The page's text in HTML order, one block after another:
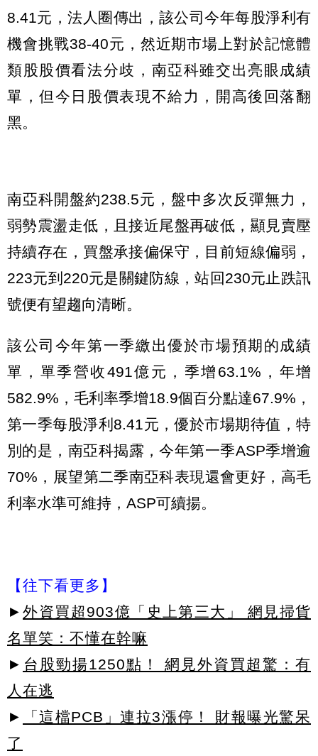
8.41元，法人圈傳出，該公司今年每股淨利有
機會挑戰38-40元，然近期市場上對於記憶體
類股股價看法分歧，南亞科雖交出亮眼成績
單，但今日股價表現不給力，開高後回落翻
黑。
南亞科開盤約238.5元，盤中多次反彈無力，
弱勢震盪走低，且接近尾盤再破低，顯見賣壓
持續存在，買盤承接偏保守，目前短線偏弱，
223元到220元是關鍵防線，站回230元止跌訊
號便有望趨向清晰。
該公司今年第一季繳出優於市場預期的成績
單，單季營收491億元，季增63.1%，年增
582.9%，毛利率季增18.9個百分點達67.9%，
第一季每股淨利8.41元，優於市場期待值，特
別的是，南亞科揭露，今年第一季ASP季增逾
70%，展望第二季南亞科表現還會更好，高毛
利率水準可維持，ASP可續揚。
【往下看更多】
► 外資買超903億「史上第三大」 網見掃貨
名單笑：不懂在幹嘛
► 台股勁揚1250點！ 網見外資買超驚：有
人在逃
►
「這檔PCB」連拉3漲停！ 財報曝光驚呆
了